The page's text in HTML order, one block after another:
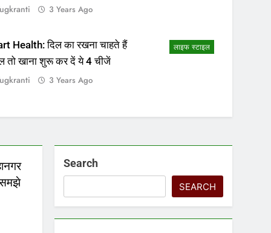
3 Years Ago
लाइफ स्टाइल
Health: दिल का रखना चाहते हैं
तो खाना शुरू कर दें ये 4 चीजें
3 Years Ago
समझे
Search
SEARCH